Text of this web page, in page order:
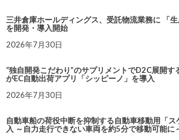
三井倉庫ホールディングス、受託物流業務に 「生
を開発・導入開始
2026年7月30日
“独自開発こだわり”のサプリメントでD2C展開す
がEC自動出荷アプリ「シッピーノ」を導入
2026年7月30日
自動車船の荷役中断を抑制する自動車移動用「
入 ～自力走行できない車両を約5分で移動可能に